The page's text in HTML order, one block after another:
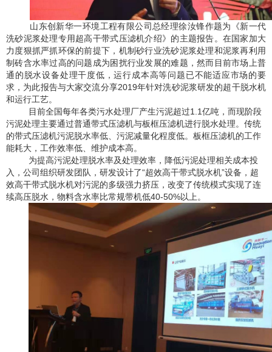
山东创新华一环境工程有限公司总经理徐汝锋作题为《新一代
洗砂泥浆处理专用超高干带式压滤机介绍》的主题报告。在国家加大
力度狠抓严抓环保的前提下，机制砂行业洗砂泥浆处理和泥浆再利用
制砖含水率过高的问题成为困扰行业发展的难题，然而目前市场上普
通的脱水设备处理干度低，运行成本高等问题已不能适应市场的要
求，为此报告与大家交流分享2019年针对洗砂泥浆研发的超干脱水机
和运行工艺。
目前全国每年各类污水处理厂产生污泥超过1.1亿吨，而现阶段
污泥处理主要通过普通带式压滤机与板框压滤机进行脱水处理。传统
的带式压滤机污泥脱水率低、污泥减量化程度低。板框压滤机的工作
能耗大，工作效率低、维护成本高。
为提高污泥处理脱水率及处理效率，降低污泥处理相关成本投
入，公司组织研发团队，研发设计了“超效高干带式脱水机”设备，超
效高干带式脱水机对污泥的多级强力挤压，改变了传统模式实现了连
续高压脱水，物料含水率比常规带机低40-50%以上。